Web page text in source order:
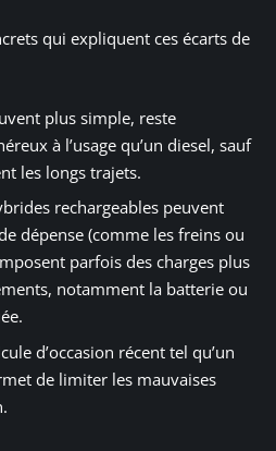
qui expliquent ces écarts de
plus simple, reste
à l’usage qu’un diesel, sauf
les longs trajets.
rechargeables peuvent
dépense (comme les freins ou
parfois des charges plus
notamment la batterie ou
d’occasion récent tel qu’un
de limiter les mauvaises